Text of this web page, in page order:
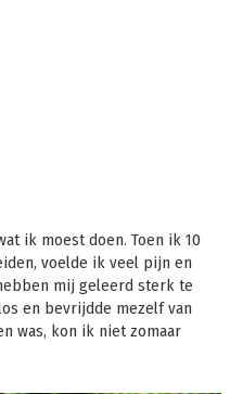
ik moest doen. Toen ik 10
voelde ik veel pijn en
mij geleerd sterk te
en bevrijdde mezelf van
was, kon ik niet zomaar